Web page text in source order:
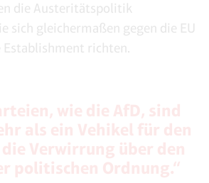
die Austeritätspolitik
sich gleichermaßen gegen die EU
richten.